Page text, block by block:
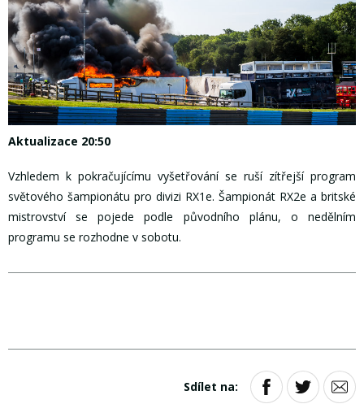
Aktualizace 20:50
Vzhledem k pokračujícímu vyšetřování se ruší zítřejší program
světového šampionátu pro divizi RX1e. Šampionát RX2e a britské
mistrovství se pojede podle původního plánu, o nedělním
programu se rozhodne v sobotu.
Sdílet na: